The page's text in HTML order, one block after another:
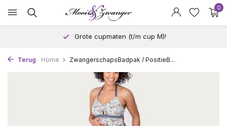
0
Grote cupmaten (t/m cup M)!
Terug Home ZwangerschapsBadpak / PositieB...